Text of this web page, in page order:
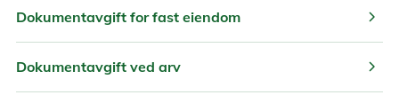
Dokumentavgift for fast eiendom chevron_right
Dokumentavgift ved arv chevron_right